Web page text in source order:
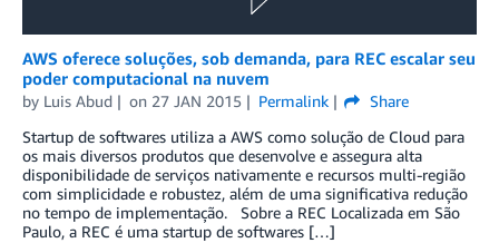
AWS oferece soluções, sob demanda, para REC escalar seu
poder computacional na nuvem
by Luis Abud on 27 JAN 2015 Permalink
Share
Startup de softwares utiliza a AWS como solução de Cloud para
os mais diversos produtos que desenvolve e assegura alta
disponibilidade de serviços nativamente e recursos multi-região
com simplicidade e robustez, além de uma significativa redução
no tempo de implementação. Sobre a REC Localizada em São
Paulo, a REC é uma startup de softwares […]